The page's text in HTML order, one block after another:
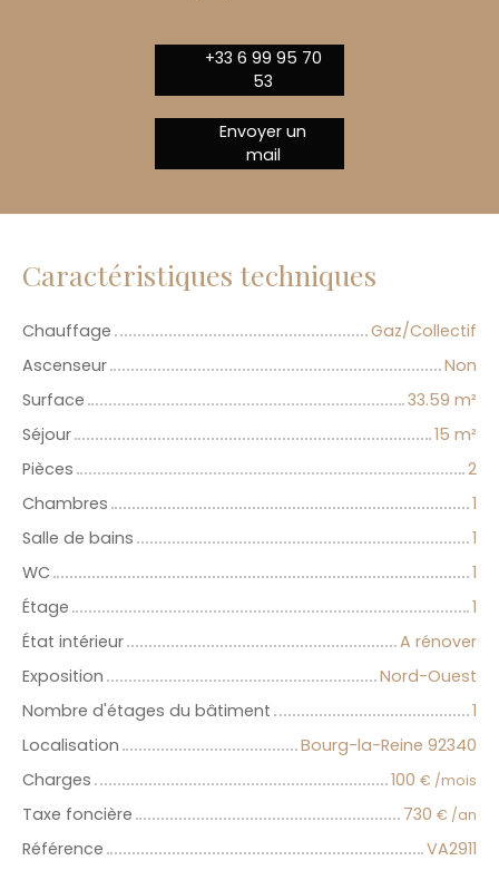
+33 6 99 95 70
53
Envoyer un
mail
Caractéristiques techniques
Chauffage
Gaz/Collectif
Ascenseur
Non
Surface
33.59 m²
Séjour
15 m²
Pièces
2
Chambres
1
Salle de bains
1
WC
1
Étage
1
État intérieur
A rénover
Exposition
Nord-Ouest
Nombre d'étages du bâtiment
1
Localisation
Bourg-la-Reine 92340
Charges
100 € /mois
Taxe foncière 730 € /an
Référence VA2911